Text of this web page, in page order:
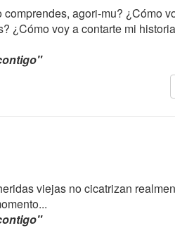
agori-mu? ¿Cómo
¿Cómo voy a contarte mi
viejas no cicatrizan